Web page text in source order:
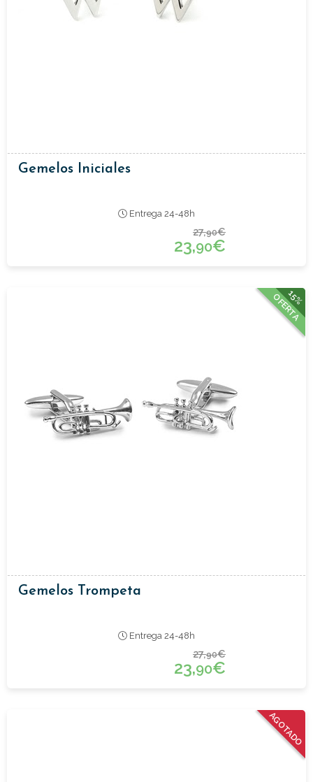
Gemelos Iniciales
Entrega 24-48h
27,90€
23,90€
15%
OFERTA
Gemelos Trompeta
Entrega 24-48h
27,90€
23,90€
AGOTADO